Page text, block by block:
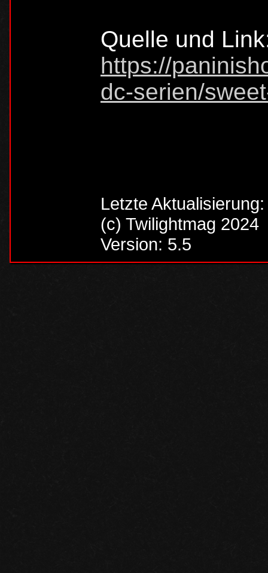
Quelle und
https://
dc-serien/
Letzte
(c) Twilightmag 2024
Version: 5.5